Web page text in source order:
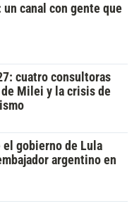
canal con gente que
cuatro consultoras
Milei y la crisis de
gobierno de Lula
argentino en